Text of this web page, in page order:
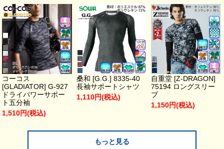
コーコス
[GLADIATOR] G-927
ドライパワーサポー
ト五分袖
1,510円(税込)
桑和 [G.G.] 8335-40
長袖サポートシャツ
1,110円(税込)
自重堂 [Z-DRAGON]
75194 ロングスリー
ブ
1,150円(税込)
もっと見る